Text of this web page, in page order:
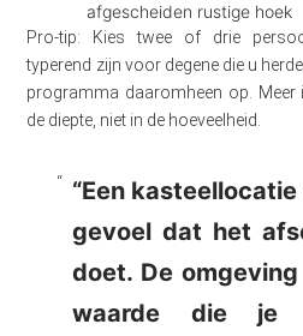
afgescheiden rustige hoek
Pro-tip: Kies twee of drie
typerend zijn voor degene die u
programma daaromheen op. Meer
de diepte, niet in de hoeveelheid.
“Een
gevoel dat het
doet. De
waarde die je